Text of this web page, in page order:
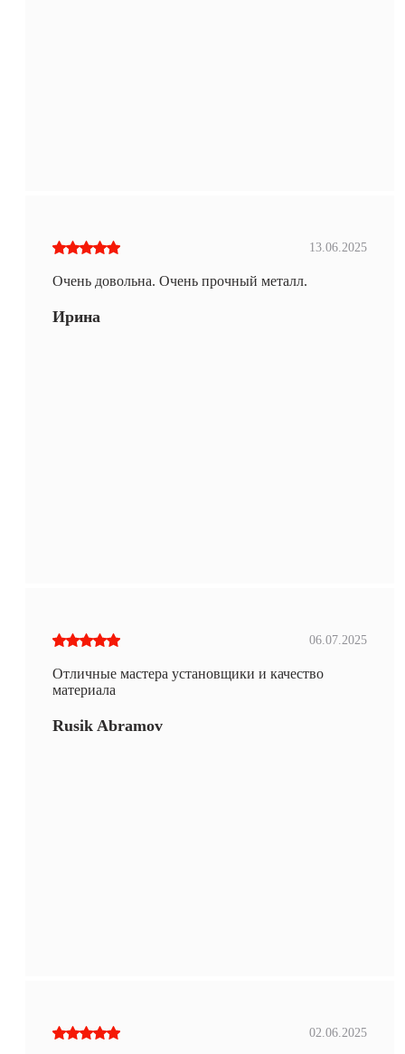
13.06.2025
Очень довольна. Очень прочный металл.
Ирина
06.07.2025
Отличные мастера установщики и качество
материала
Rusik Abramov
02.06.2025